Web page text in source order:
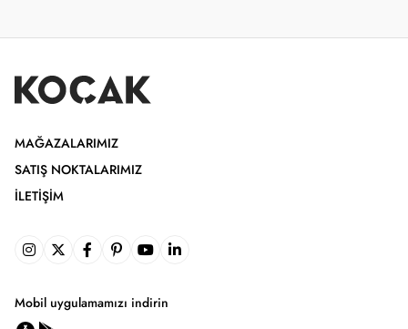
MAĞAZALARIMIZ
SATIŞ NOKTALARIMIZ
İLETIŞIM
Mobil uygulamamızı indirin